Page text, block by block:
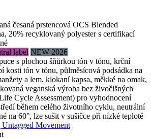
česaná prstencová OCS Blended
20% recyklovaný polyester s certifikací
label NEW 2026
s plochou šňůrkou tón v tónu, krční
kosti tón v tónu, půlměsícová podsádka na
a lem, klokaní kapsa, měkké na omak,
veganská výroba bez živočišných
Cycle Assessment) pro vyhodnocení
během celého životního cyklu, neutrální
na 60°, lze sušit v sušičce při nízké teplotě
Movement